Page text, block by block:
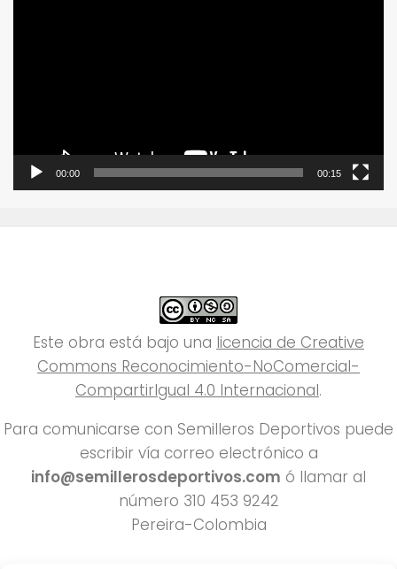
00:00 00:15
Este obra está bajo una licencia de Creative
Commons Reconocimiento-NoComercial-
CompartirIgual 4.0 Internacional.
Para comunicarse con Semilleros Deportivos puede
escribir vía correo electrónico a
info@semillerosdeportivos.com ó llamar al
número 310 453 9242
Pereira-Colombia